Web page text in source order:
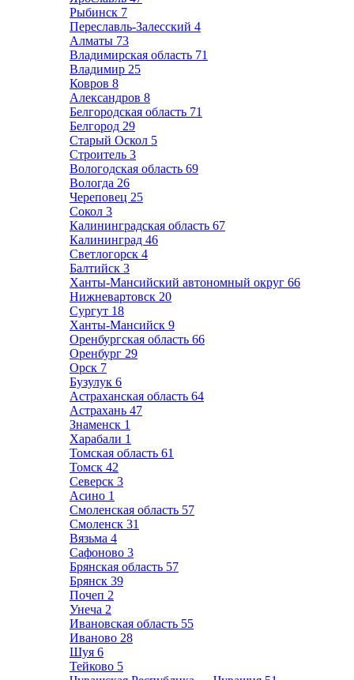
Рыбинск 7
Переславль-Залесский 4
Алматы 73
Владимирская область 71
Владимир 25
Ковров 8
Александров 8
Белгородская область 71
Белгород 29
Старый Оскол 5
Строитель 3
Вологодская область 69
Вологда 26
Череповец 25
Сокол 3
Калининградская область 67
Калининград 46
Светлогорск 4
Балтийск 3
Ханты-Мансийский автономный округ 66
Нижневартовск 20
Сургут 18
Ханты-Мансийск 9
Оренбургская область 66
Оренбург 29
Орск 7
Бузулук 6
Астраханская область 64
Астрахань 47
Знаменск 1
Харабали 1
Томская область 61
Томск 42
Северск 3
Асино 1
Смоленская область 57
Смоленск 31
Вязьма 4
Сафоново 3
Брянская область 57
Брянск 39
Почеп 2
Унеча 2
Ивановская область 55
Иваново 28
Шуя 6
Тейково 5